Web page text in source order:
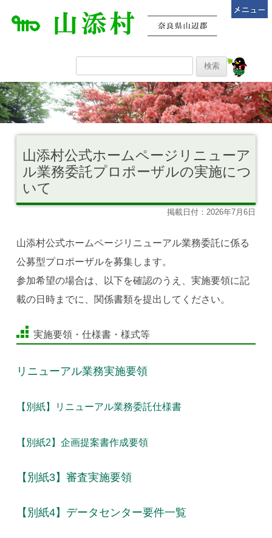
山添村公式ホームページリニューア
ル業務委託プロポーザルの実施につ
いて
掲載日付：2026年7月6日
山添村公式ホームページリニューアル業務委託に係る
公募型プロポーザルを募集します。
参加希望の場合は、以下を確認のうえ、実施要領に記
載の日時までに、関係書類を提出してください。
実施要領・仕様書・様式等
リニューアル業務実施要領
【別紙】リニューアル業務委託仕様書
【別紙2】企画提案書作成要領
【別紙3】審査実施要領
【別紙4】データセンター要件一覧